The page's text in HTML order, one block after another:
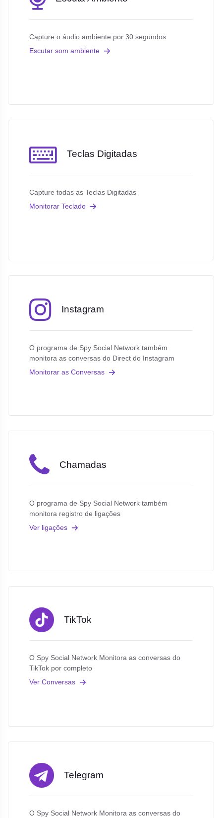
Capture o áudio ambiente por 30 segundos
Escutar som ambiente
Teclas Digitadas
Capture todas as Teclas Digitadas
Monitorar Teclado
Instagram
O programa de Spy Social Network também
monitora as conversas do Direct do Instagram
Monitorar as Conversas
Chamadas
O programa de Spy Social Network também
monitora registro de ligações
Ver ligações
TikTok
O Spy Social Network Monitora as conversas do
TikTok por completo
Ver Conversas
Telegram
O Spy Social Network Monitora as conversas do